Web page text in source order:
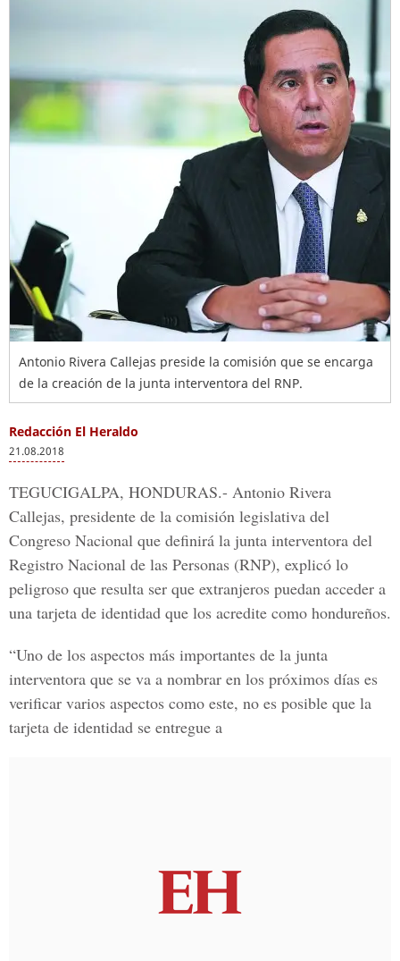
Antonio Rivera Callejas preside la comisión que se encarga
de la creación de la junta interventora del RNP.
Redacción El Heraldo
21.08.2018
TEGUCIGALPA, HONDURAS.- Antonio Rivera
Callejas, presidente de la comisión legislativa del
Congreso Nacional que definirá la junta interventora del
Registro Nacional de las Personas (RNP), explicó lo
peligroso que resulta ser que extranjeros puedan acceder a
una tarjeta de identidad que los acredite como hondureños.
“Uno de los aspectos más importantes de la junta
interventora que se va a nombrar en los próximos días es
verificar varios aspectos como este, no es posible que la
tarjeta de identidad se entregue a